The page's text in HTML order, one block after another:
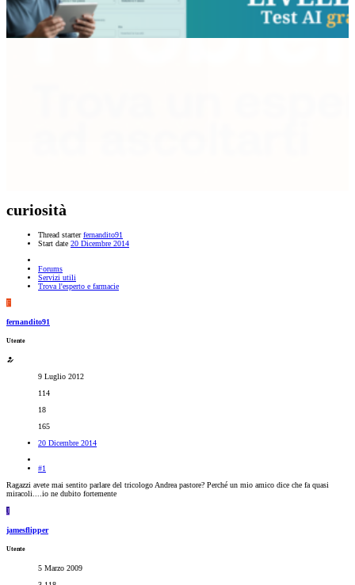
curiosità
Thread starter fernandito91
Start date 20 Dicembre 2014
Forums
Servizi utili
Trova l'esperto e farmacie
F
fernandito91
Utente
9 Luglio 2012
114
18
165
20 Dicembre 2014
#1
Ragazzi avete mai sentito parlare del tricologo Andrea pastore? Perché un mio amico dice che fa quasi
miracoli....io ne dubito fortemente
J
jamesflipper
Utente
5 Marzo 2009